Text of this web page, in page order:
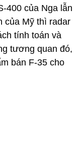
400 của Nga lẫn
của Mỹ thì radar
tính toán và
tương quan đó,
bán F-35 cho